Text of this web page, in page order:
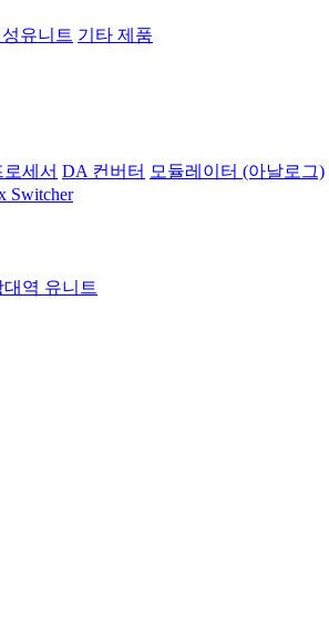
유니트 기타 제품
세서 DA 컨버터 모듈레이터 (아날로그)
Switcher
대역 유니트